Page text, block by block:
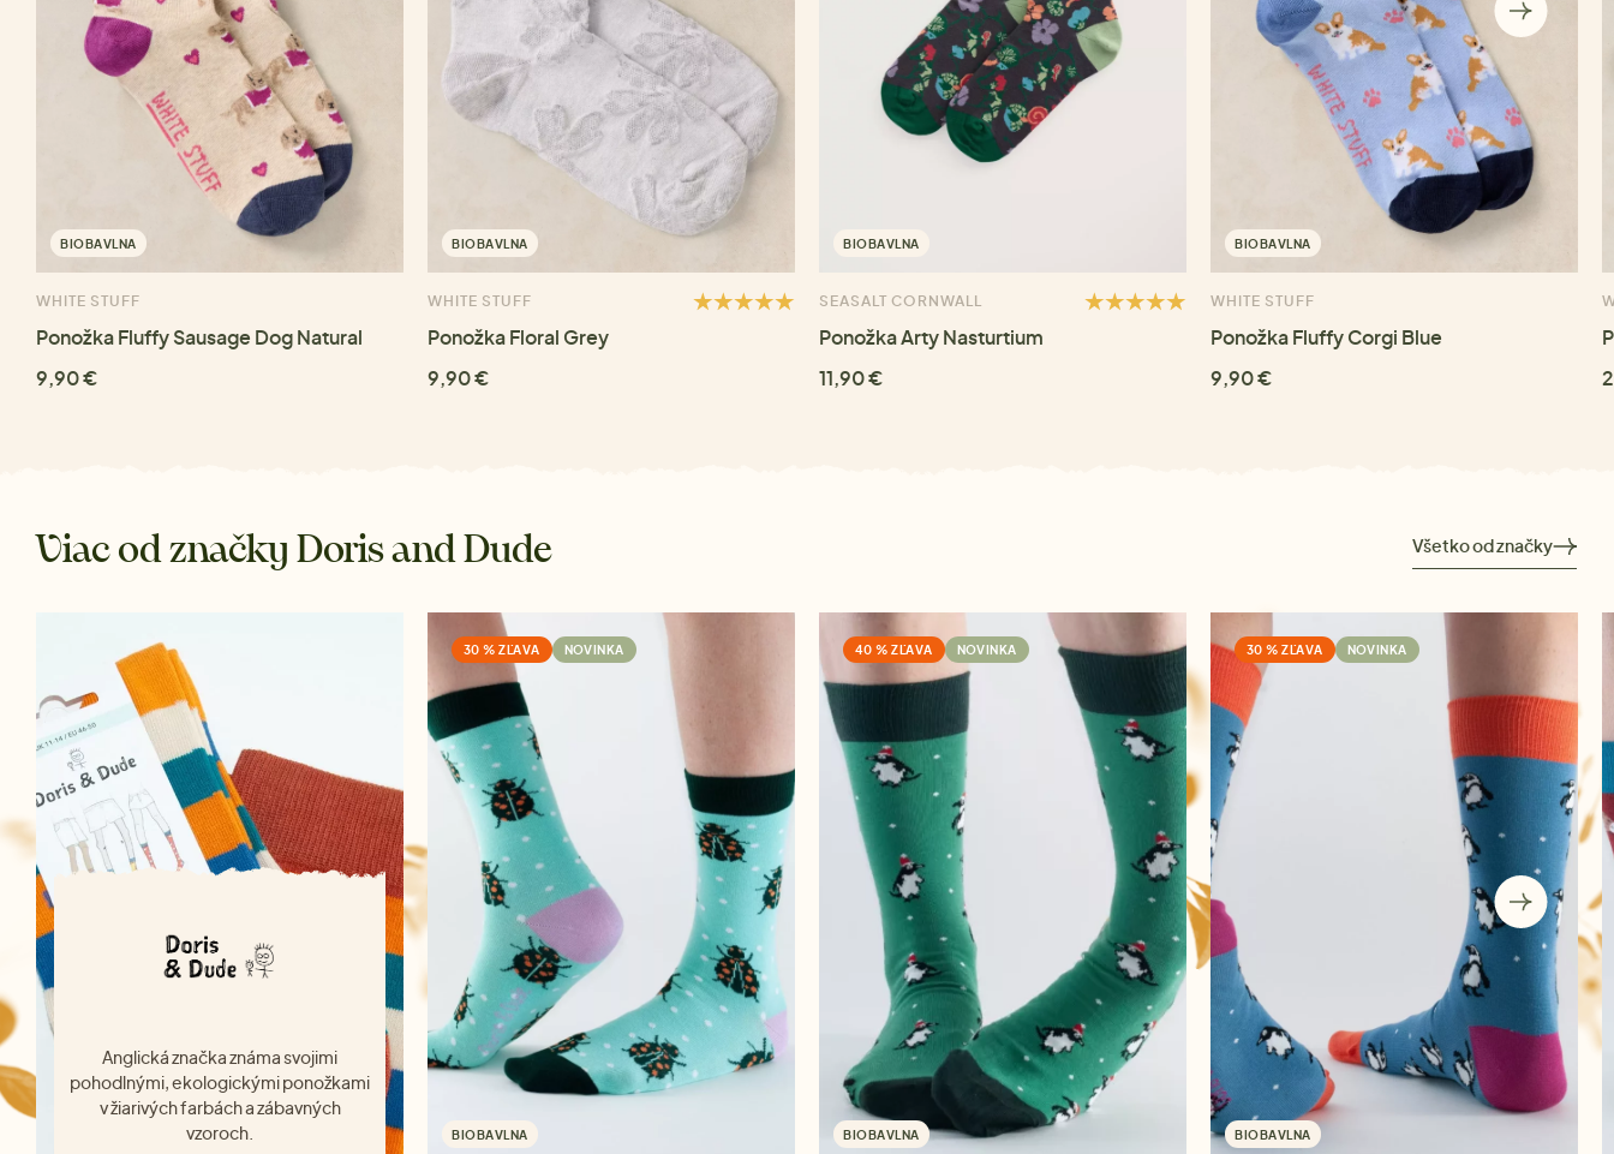
BIOBAVLNA
WHITE STUFF
Ponožka Fluffy Sausage Dog Natural
9,90 €
BIOBAVLNA
WHITE STUFF
Ponožka Floral Grey
9,90 €
BIOBAVLNA
SEASALT CORNWALL
Ponožka Arty Nasturtium
11,90 €
BIOBAVLNA
WHITE STUFF
Ponožka Fluffy Corgi Blue
9,90 €
Viac od značky Doris and Dude Všetko od značky
Anglická značka známa svojimi
pohodlnými, ekologickými ponožkami
v žiarivých farbách a zábavných
vzoroch.
30 % ZĽAVA NOVINKA
BIOBAVLNA
40 % ZĽAVA NOVINKA
BIOBAVLNA
30 % ZĽAVA NOVINKA
BIOBAVLNA